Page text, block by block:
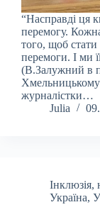
“Насправді ця
перемогу.
того, щоб
перемоги. І ми
(В.Залужний в
Хмельницькому
журналістки…
Julia
Інклюзія,
Україна,